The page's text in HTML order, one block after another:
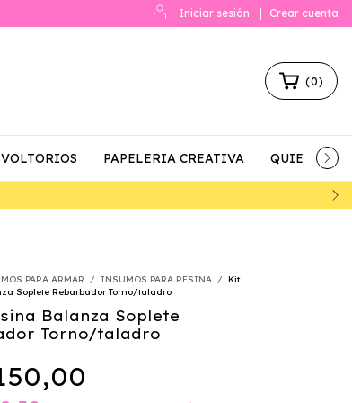
Iniciar sesión Crear cuenta
7% DE DESCUENTO
(0)
PAPELERIA CREATIVA QUIENES
PARA ARMAR / INSUMOS PARA RESINA / Kit
Soplete Rebarbador Torno/taladro
Balanza Soplete
Torno/taladro